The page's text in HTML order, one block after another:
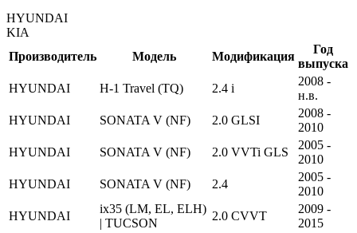
HYUNDAI
KIA
Производитель
Модель Модификация
Год
выпуска
HYUNDAI
H-1 Travel (TQ) 2.4 i
2008 -
н.в.
HYUNDAI
SONATA V (NF) 2.0 GLSI
2008 -
2010
HYUNDAI
SONATA V (NF) 2.0 VVTi GLS
2005 -
2010
HYUNDAI
SONATA V (NF) 2.4
2005 -
2010
HYUNDAI
ix35 (LM, EL, ELH)
| TUCSON
2.0 CVVT
2009 -
2015